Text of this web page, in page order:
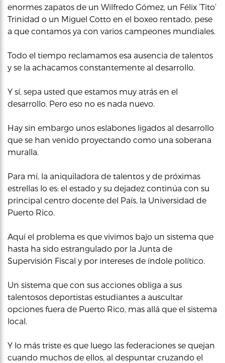
enormes zapatos de un Wilfredo Gómez, un Félix ‘Tito’
Trinidad o un Miguel Cotto en el boxeo rentado, pese
a que contamos ya con varios campeones mundiales.
Todo el tiempo reclamamos esa ausencia de talentos
y se la achacamos constantemente al desarrollo.
Y sí, sepa usted que estamos muy atrás en el
desarrollo. Pero eso no es nada nuevo.
Hay sin embargo unos eslabones ligados al desarrollo
que se han venido proyectando como una soberana
muralla.
Para mí, la aniquiladora de talentos y de próximas
estrellas lo es: el estado y su dejadez continúa con su
principal centro docente del País, la Universidad de
Puerto Rico.
Aquí el problema es que vivimos bajo un sistema que
hasta ha sido estrangulado por la Junta de
Supervisión Fiscal y por intereses de índole político.
Un sistema que con sus acciones obliga a sus
talentosos deportistas estudiantes a auscultar
opciones fuera de Puerto Rico, mas allá que el sistema
local.
Y lo más triste es que luego las federaciones se quejan
cuando muchos de ellos, al despuntar cruzando el